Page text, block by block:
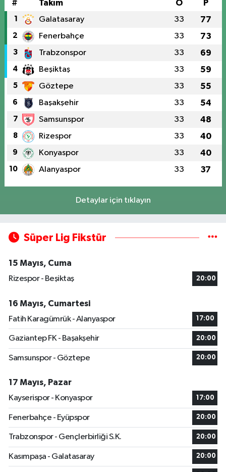
# Takım O P
1 Galatasaray 33 77
2 Fenerbahçe 33 73
3 Trabzonspor 33 69
4 Beşiktaş 33 59
5 Göztepe 33 55
6 Başakşehir 33 54
7 Samsunspor 33 48
8 Rizespor 33 40
9 Konyaspor 33 40
10 Alanyaspor 33 37
Detaylar için tıklayın
Süper Lig Fikstür
15 Mayıs, Cuma
Rizespor - Beşiktaş
20:00
16 Mayıs, Cumartesi
Fatih Karagümrük - Alanyaspor
17:00
Gaziantep FK - Başakşehir 20:00
Samsunspor - Göztepe 20:00
17 Mayıs, Pazar
Kayserispor - Konyaspor
17:00
Fenerbahçe - Eyüpspor 20:00
Trabzonspor - Gençlerbirliği S.K. 20:00
Kasımpaşa - Galatasaray 20:00